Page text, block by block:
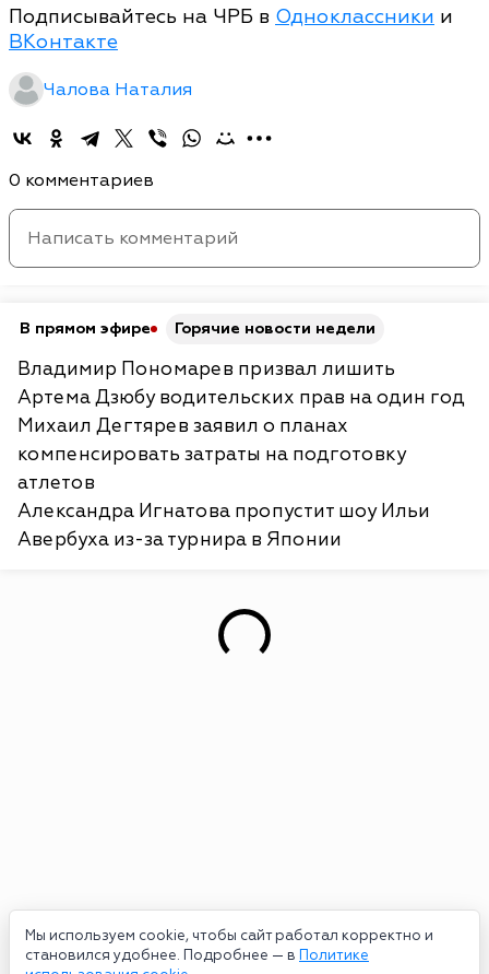
Мы используем cookie, чтобы сайт работал корректно и
становился удобнее. Подробнее — в Политике
Подписывайтесь на ЧРБ в Одноклассники и
ВКонтакте
Чалова Наталия
0 комментариев
В прямом эфире Горячие новости недели
Владимир Пономарев призвал лишить
Артема Дзюбу водительских прав на один год
Михаил Дегтярев заявил о планах
компенсировать затраты на подготовку
атлетов
Александра Игнатова пропустит шоу Ильи
Авербуха из-за турнира в Японии